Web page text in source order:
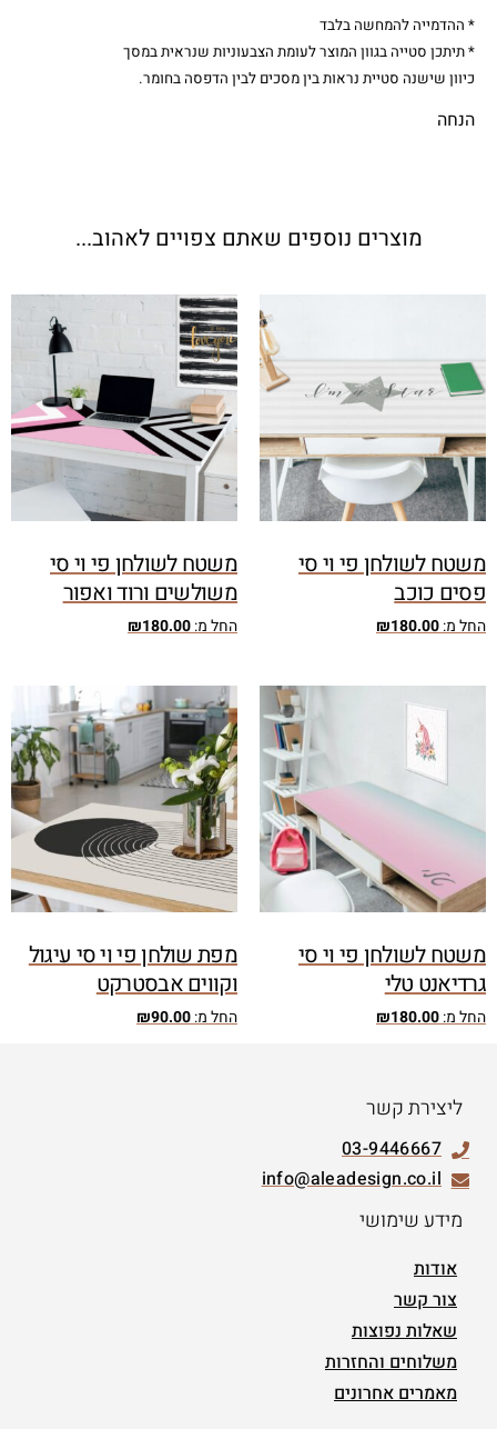
* ההדמייה להמחשה בלבד
* תיתכן סטייה בגוון המוצר לעומת הצבעוניות שנראית במסך
כיוון שישנה סטיית נראות בין מסכים לבין הדפסה בחומר.
הנחה
מוצרים נוספים שאתם צפויים לאהוב...
משטח לשולחן פי וי סי
פסים כוכב
החל מ: ₪180.00
משטח לשולחן פי וי סי
משולשים ורוד ואפור
החל מ: ₪180.00
משטח לשולחן פי וי סי
גרדיאנט טלי
החל מ: ₪180.00
מפת שולחן פי וי סי עיגול
וקווים אבסטרקט
החל מ: ₪90.00
ליצירת קשר
03-9446667
info@aleadesign.co.il
מידע שימושי
אודות
צור קשר
שאלות נפוצות
משלוחים והחזרות
מאמרים אחרונים